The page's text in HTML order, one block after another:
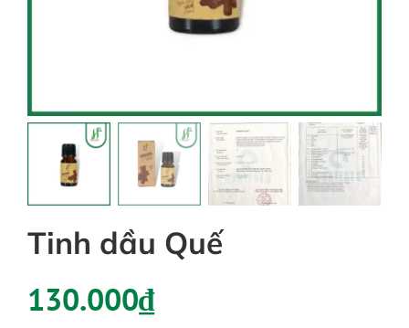
Liên hệ
Tài khoản
Tinh dầu Quế
130.000₫